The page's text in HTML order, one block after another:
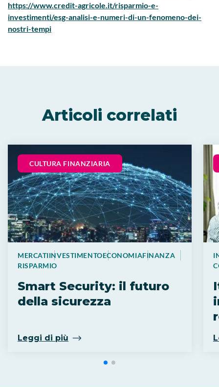
https://www.credit-agricole.it/risparmio-e-
investimenti/esg-analisi-e-numeri-di-un-fenomeno-dei-
nostri-tempi
Articoli correlati
CULTURA FINANZIARIA
MERCATIINVESTIMENTOECONOMIAFINANZA
RISPARMIO
Smart Security: il futuro
della sicurezza
Leggi di più